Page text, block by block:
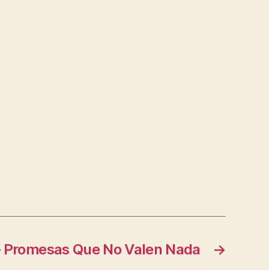
→
Que No Valen Nada